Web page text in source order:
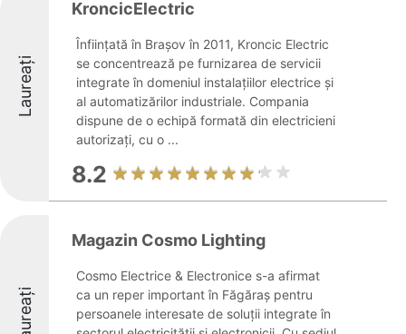
Laureați
KroncicElectric
Înființată în Brașov în 2011, Kroncic Electric
se concentrează pe furnizarea de servicii
integrate în domeniul instalațiilor electrice și
al automatizărilor industriale. Compania
dispune de o echipă formată din electricieni
autorizați, cu o ...
8.2
Laureați
Magazin Cosmo Lighting
Cosmo Electrice & Electronice s-a afirmat
ca un reper important în Făgăraș pentru
persoanele interesate de soluții integrate în